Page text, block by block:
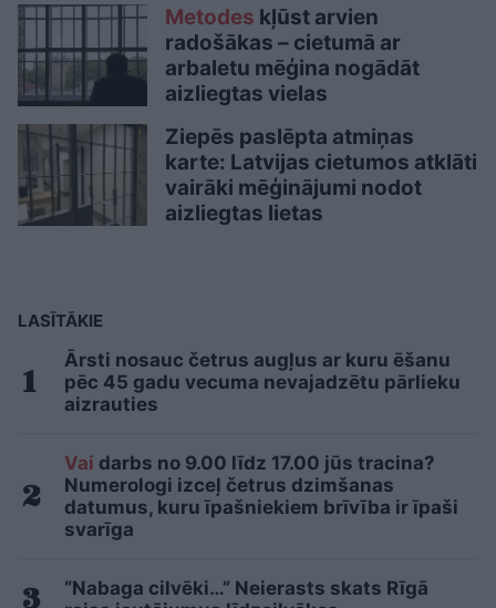
Metodes kļūst arvien
radošākas – cietumā ar
arbaletu mēģina nogādāt
aizliegtas vielas
Ziepēs paslēpta atmiņas
karte: Latvijas cietumos atklāti
vairāki mēģinājumi nodot
aizliegtas lietas
LASĪTĀKIE
Ārsti nosauc četrus augļus ar kuru ēšanu
pēc 45 gadu vecuma nevajadzētu pārlieku
aizrauties
Vai darbs no 9.00 līdz 17.00 jūs tracina?
Numerologi izceļ četrus dzimšanas
datumus, kuru īpašniekiem brīvība ir īpaši
svarīga
“Nabaga cilvēki…” Neierasts skats Rīgā